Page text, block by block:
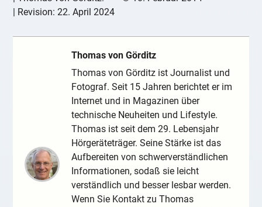
| Revision:22. April 2024
Thomas von Görditz
Thomas von Görditz ist Journalist und
Fotograf. Seit 15 Jahren berichtet er im
Internet und in Magazinen über
technische Neuheiten und Lifestyle.
Thomas ist seit dem 29. Lebensjahr
Hörgeräteträger. Seine Stärke ist das
Aufbereiten von schwerverständlichen
Informationen, sodaß sie leicht
verständlich und besser lesbar werden.
Wenn Sie Kontakt zu Thomas